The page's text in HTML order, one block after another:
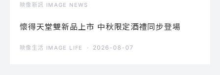
映像新訊 IMAGE NEWS
懷得天堂雙新品上市 中秋限定酒禮同步登場
映像生活 IMAGE LIFE 2026-08-07